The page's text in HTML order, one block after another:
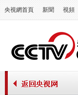
央視網首頁 新聞 視頻